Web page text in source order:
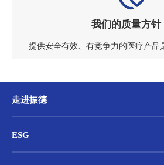
我们的质量方针
提供安全有效、有竞争力的医疗产品
走进振德
ESG